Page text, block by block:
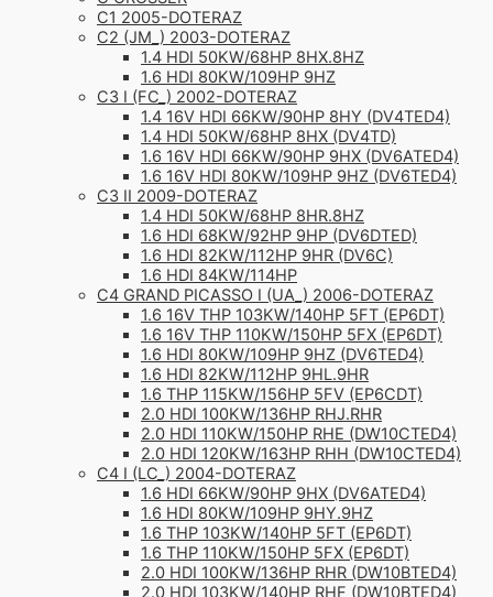
C1 2005-DOTERAZ
C2 (JM_) 2003-DOTERAZ
1.4 HDI 50KW/68HP 8HX.8HZ
1.6 HDI 80KW/109HP 9HZ
C3 I (FC_) 2002-DOTERAZ
1.4 16V HDI 66KW/90HP 8HY (DV4TED4)
1.4 HDI 50KW/68HP 8HX (DV4TD)
1.6 16V HDI 66KW/90HP 9HX (DV6ATED4)
1.6 16V HDI 80KW/109HP 9HZ (DV6TED4)
C3 II 2009-DOTERAZ
1.4 HDI 50KW/68HP 8HR.8HZ
1.6 HDI 68KW/92HP 9HP (DV6DTED)
1.6 HDI 82KW/112HP 9HR (DV6C)
1.6 HDI 84KW/114HP
C4 GRAND PICASSO I (UA_) 2006-DOTERAZ
1.6 16V THP 103KW/140HP 5FT (EP6DT)
1.6 16V THP 110KW/150HP 5FX (EP6DT)
1.6 HDI 80KW/109HP 9HZ (DV6TED4)
1.6 HDI 82KW/112HP 9HL.9HR
1.6 THP 115KW/156HP 5FV (EP6CDT)
2.0 HDI 100KW/136HP RHJ.RHR
2.0 HDI 110KW/150HP RHE (DW10CTED4)
2.0 HDI 120KW/163HP RHH (DW10CTED4)
C4 I (LC_) 2004-DOTERAZ
1.6 HDI 66KW/90HP 9HX (DV6ATED4)
1.6 HDI 80KW/109HP 9HY.9HZ
1.6 THP 103KW/140HP 5FT (EP6DT)
1.6 THP 110KW/150HP 5FX (EP6DT)
2.0 HDI 100KW/136HP RHR (DW10BTED4)
2.0 HDI 103KW/140HP RHF (DW10BTED4)